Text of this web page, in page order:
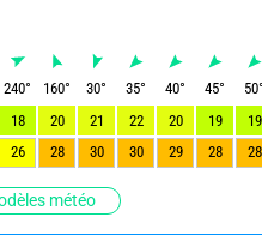
météo
240° 160° 30° 35° 40° 45° 50
18 20 21 22 20 19
19
26 28 30 30 29 28 28